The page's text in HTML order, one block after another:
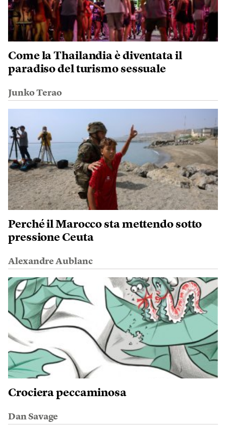
Come la Thailandia è diventata il
paradiso del turismo sessuale
Junko Terao
Perché il Marocco sta mettendo sotto
pressione Ceuta
Alexandre Aublanc
Crociera peccaminosa
Dan Savage